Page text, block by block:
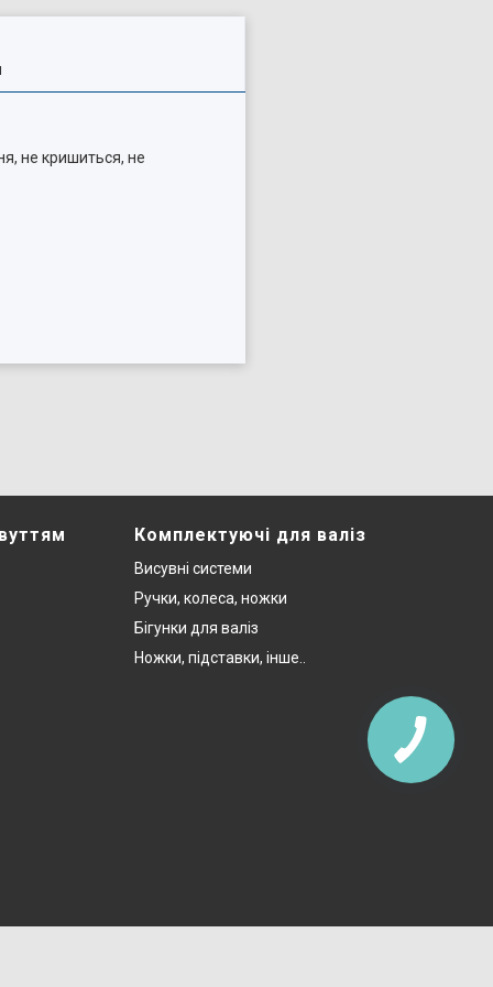
не кришиться, не
Комплектуючі для валіз
Висувні системи
Ручки, колеса, ножки
Бігунки для валіз
Ножки, підставки, інше..